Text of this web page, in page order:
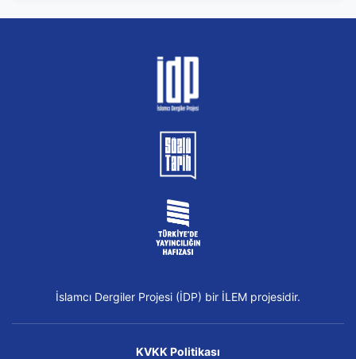
İslamcı Dergiler Projesi (İDP) bir İLEM projesidir.
KVKK Politikası